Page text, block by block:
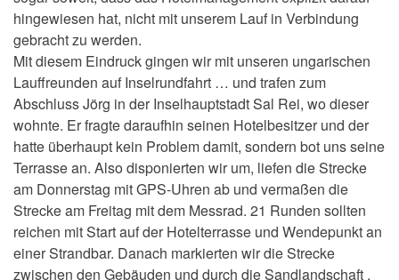
hingewiesen hat, nicht mit unserem Lauf in Verbindung
gebracht zu werden.
Mit diesem Eindruck gingen wir mit unseren ungarischen
Lauffreunden auf Inselrundfahrt … und trafen zum
Abschluss Jörg in der Inselhauptstadt Sal Rei, wo dieser
wohnte. Er fragte daraufhin seinen Hotelbesitzer und der
hatte überhaupt kein Problem damit, sondern bot uns seine
Terrasse an. Also disponierten wir um, liefen die Strecke
am Donnerstag mit GPS-Uhren ab und vermaßen die
Strecke am Freitag mit dem Messrad. 21 Runden sollten
reichen mit Start auf der Hotelterrasse und Wendepunkt an
einer Strandbar. Danach markierten wir die Strecke
zwischen den Gebäuden und durch die Sandlandschaft .